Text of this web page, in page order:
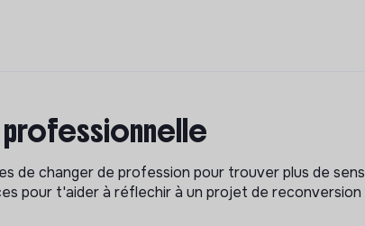
professionnelle
de changer de profession pour trouver plus de sens
pour t'aider à réflechir à un projet de reconversion